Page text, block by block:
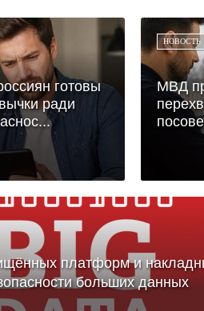
готовы
ради
НОВОСТЬ
МВД
платформ и
больших данных